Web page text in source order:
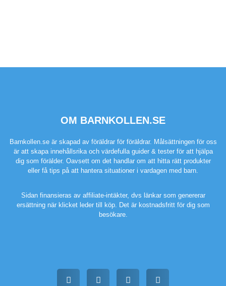
OM BARNKOLLEN.SE
Barnkollen.se är skapad av föräldrar för föräldrar. Målsättningen för oss
är att skapa innehållsrika och värdefulla guider & tester för att hjälpa
dig som förälder. Oavsett om det handlar om att hitta rätt produkter
eller få tips på att hantera situationer i vardagen med barn.
Sidan finansieras av affiliate-intäkter, dvs länkar som genererar
ersättning när klicket leder till köp. Det är kostnadsfritt för dig som
besökare.